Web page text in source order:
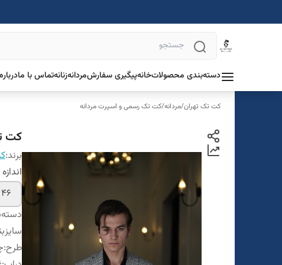
دسته‌بندی محصولاتخانهپیگیری سفارشمردانهزنانهتماس با ما
کت تک تهران/مردانه/کت تک رسمی و اسپرت مردانه
کت
برند:
اندازه
46
طرح: